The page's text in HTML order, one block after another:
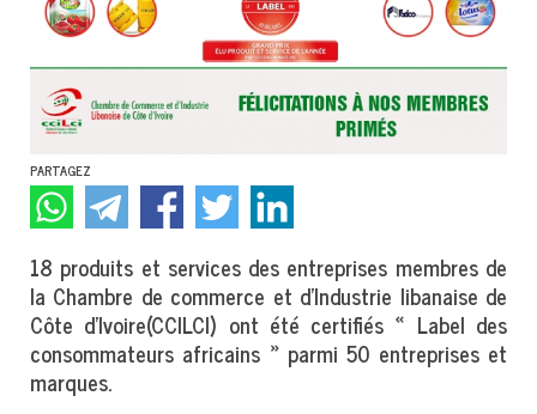
PARTAGEZ
18 produits et services des entreprises membres de
la Chambre de commerce et d’Industrie libanaise de
Côte d’Ivoire(CCILCI) ont été certifiés « Label des
consommateurs africains » parmi 50 entreprises et
marques.